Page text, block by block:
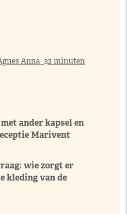
Anna 32 minuten
ander kapsel en
Marivent
wie zorgt er
kleding van de